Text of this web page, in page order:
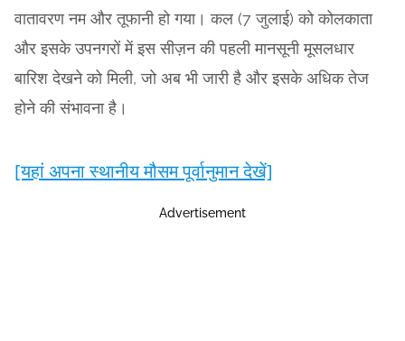
वातावरण नम और तूफानी हो गया। कल (7 जुलाई) को कोलकाता
और इसके उपनगरों में इस सीज़न की पहली मानसूनी मूसलधार
बारिश देखने को मिली, जो अब भी जारी है और इसके अधिक तेज
होने की संभावना है।
[यहां अपना स्थानीय मौसम पूर्वानुमान देखें]
Advertisement